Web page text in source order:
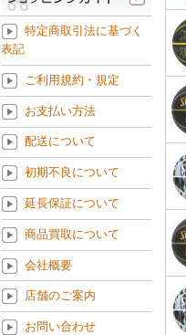
特定商取引法に基づく
表記
ご利用規約・規定
お支払い方法
配送について
初期不良について
延長保証について
商品買取について
会社概要
店舗のご案内
お問い合わせ